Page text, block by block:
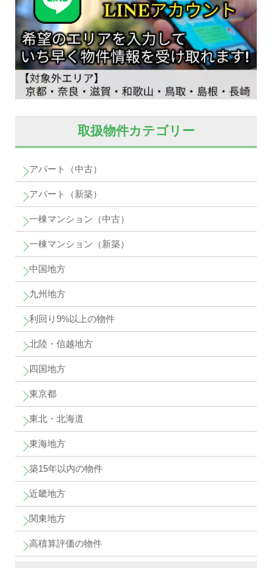
取扱物件カテゴリー
アパート（中古）
アパート（新築）
一棟マンション（中古）
一棟マンション（新築）
中国地方
九州地方
利回り9%以上の物件
北陸・信越地方
四国地方
東京都
東北・北海道
東海地方
築15年以内の物件
近畿地方
関東地方
高積算評価の物件